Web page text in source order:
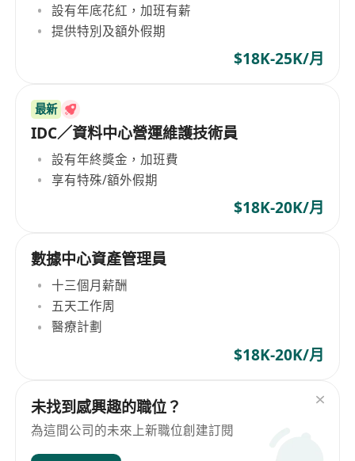
設有年底花紅，加班有薪
提供特別及額外假期
$18K-25K/月
最新
IDC／資料中心營運維護技術員
設有年終獎金，加班費
享有特殊/額外假期
$18K-20K/月
數據中心資產管理員
十三個月薪酬
五天工作周
醫療計劃
$18K-20K/月
未找到感興趣的職位？
為這間公司的未來上新職位創建訂閱